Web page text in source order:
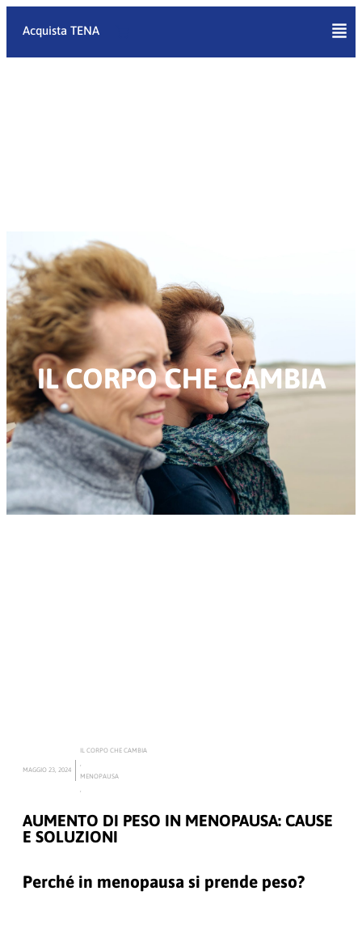
Vai
contenuto
Acquista TENA
IL CORPO CHE CAMBIA
MAGGIO 23, 2024
IL CORPO CHE CAMBIA
MENOPAUSA
AUMENTO DI PESO IN MENOPAUSA: CAUSE
E SOLUZIONI
Perché in menopausa si prende peso?